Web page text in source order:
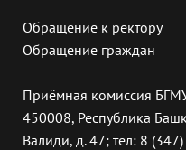
Обращение к ректору
Обращение граждан
Приёмная комиссия
450008, Республика
Валиди, д. 47; тел: 8